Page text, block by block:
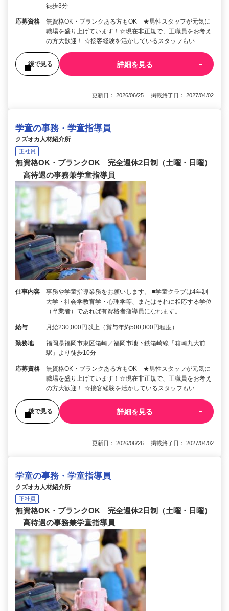
徒歩3分
応募資格
無資格OK・ブランクある方もOK ★男性スタッフが元気に
職場を盛り上げています！☆現在非正規で、正職員をお考え
の方大歓迎！ ☆接客経験を活かしているスタッフもい…
後で見る 詳細を見る
更新日： 2026/06/25 掲載終了日： 2027/04/02
学童の事務・学童指導員
クズオカ人材紹介所
正社員
無資格OK・ブランクOK 完全週休2日制（土曜・日曜）
高待遇の事務兼学童指導員
仕事内容
事務や学童指導業務をお願いします。 ■学童クラブは4年制
大学・社会学教育学・心理学等、またはそれに相応する学位
（卒業者）であれば有資格者指導員になれます。…
給与 月給230,000円以上（賞与年約500,000円程度）
勤務地
福岡県福岡市東区箱崎／福岡市地下鉄箱崎線「箱崎九大前
駅」より徒歩10分
応募資格
無資格OK・ブランクある方もOK ★男性スタッフが元気に
職場を盛り上げています！☆現在非正規で、正職員をお考え
の方大歓迎！ ☆接客経験を活かしているスタッフもい…
後で見る 詳細を見る
更新日： 2026/06/26 掲載終了日： 2027/04/02
学童の事務・学童指導員
クズオカ人材紹介所
正社員
無資格OK・ブランクOK 完全週休2日制（土曜・日曜）
高待遇の事務兼学童指導員